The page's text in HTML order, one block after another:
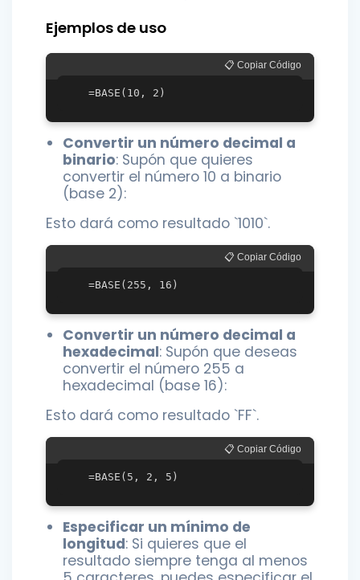
Ejemplos de uso
📋 Copiar Código
Convertir un número decimal a
binario: Supón que quieres
convertir el número 10 a binario
(base 2):
Esto dará como resultado `1010`.
📋 Copiar Código
Convertir un número decimal a
hexadecimal: Supón que deseas
convertir el número 255 a
hexadecimal (base 16):
Esto dará como resultado `FF`.
📋 Copiar Código
Especificar un mínimo de
longitud: Si quieres que el
resultado siempre tenga al menos